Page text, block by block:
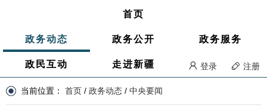
首页
政务动态 政务公开 政务服务
政民互动 走进新疆 登录 注册
当前位置： 首页 / 政务动态 / 中央要闻